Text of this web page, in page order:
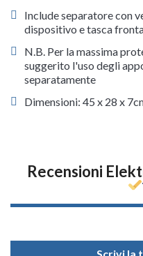
Include separatore con
dispositivo e tasca
N.B. Per la massima
suggerito l'uso degli
separatamente
Dimensioni: 45 x 28 x
Recensioni